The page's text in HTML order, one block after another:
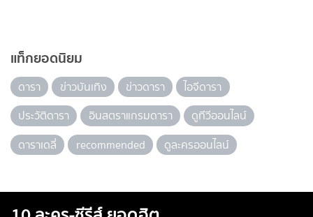
แท็กยอดนิยม
ดารา ข่าวบันเทิง ข่าวดารา
ไอจีดารา
ประวัติดารา
อินสตราแกรมดารา
ดูทีวีออนไลน์
ดาราเดลี่
recommended ดูละครออนไลน์